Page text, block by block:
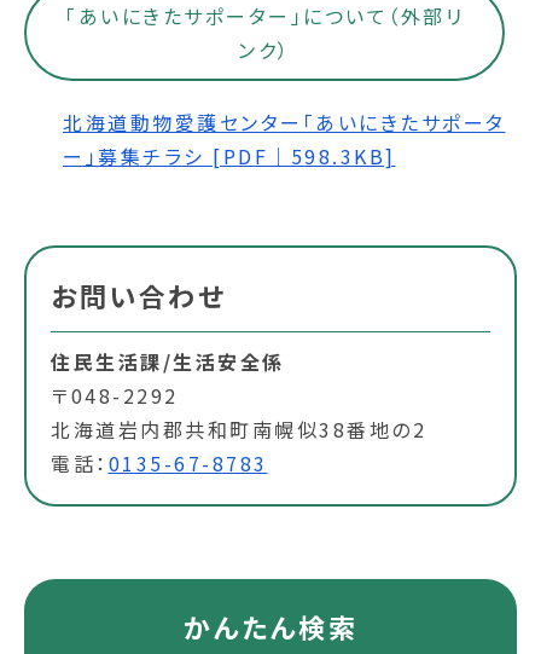
「あいにきたサポーター」について（外部リ
ンク）
北海道動物愛護センター「あいにきたサポータ
ー」募集チラシ [PDF｜598.3KB]
お問い合わせ
住民生活課/生活安全係
〒048-2292
北海道岩内郡共和町南幌似38番地の2
電話： 0135-67-8783
かんたん検索